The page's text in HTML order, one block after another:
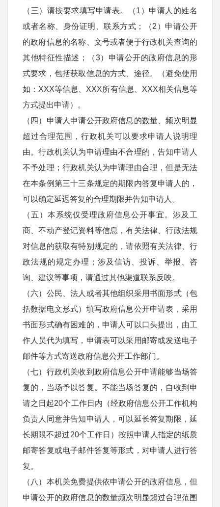
（三）请按要求填写申请表。（1）申请人的姓名
或者名称、身份证明、联系方式；（2）申请公开
的政府信息的名称、文号或者便于行政机关查询的
其他特征性描述；（3）申请公开的政府信息的形
式要求，包括获取信息的方式、途径。（避免使用
如：XXX等信息、XXX所有信息、XXX相关信息等
方式提出申请）。
（四）申请人申请公开政府信息的数量、频次明显
超过合理范围，行政机关可以要求申请人说明理
由。行政机关认为申请理由不合理的，告知申请人
不予处理；行政机关认为申请理由合理，但是无法
在本条例第三十三条规定的期限内答复申请人的，
可以确定延迟答复的合理期限并告知申请人。
（五）本系统仅受理政府信息公开事宜。涉及工
商、不动产登记资料等信息，有关法律、行政法规
对信息的获取有特别规定的，请依照有关法律、行
政法规的规定办理；涉及信访、投诉、举报、咨
询、建议等事项，请通过其他渠道联系反映。
（六）公民、法人或者其他组织采用书面形式（包
括数据电文形式）填写政府信息公开申请表，采用
书面形式确有困难的，申请人可以口头提出，由工
作人员代为填写，申请表可以采用邮寄或发送电子
邮件等方式寄送政府信息公开工作部门。
（七）行政机关收到政府信息公开申请能够当场答
复的，当场予以答复。不能当场答复的，自收到申
请之日起20个工作日内（经政府信息公开工作机构
负责人同意并告知申请人，可以延长答复期限，延
长期限不超过20个工作日）按照申请人指定的纸质
邮寄答复或电子邮件答复等形式，对申请人进行答
复。
（八）本机关免费提供依申请公开的政府信息，但
申请公开的政府信息的数量频次明显超过合理范围